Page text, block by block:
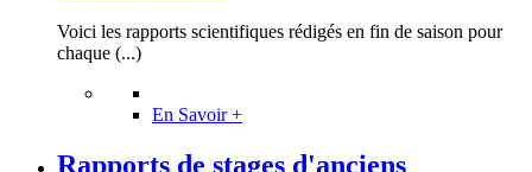
Voici les rapports scientifiques rédigés en fin de saison pour
chaque (...)
En Savoir +
Rapports de stages d'anciens